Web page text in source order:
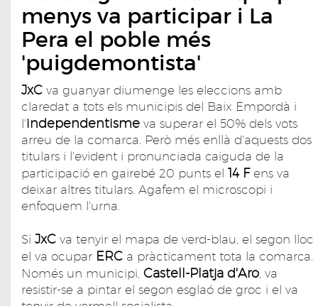
menys va participar i La
Pera el poble més
'puigdemontista'
JxC va guanyar diumenge les eleccions amb
claredat a tots els municipis del Baix Empordà i
l'independentisme va superar el 50% dels vots
arreu de la comarca. Però més enllà d'aquests dos
titulars i l'evident i pronunciada caiguda de la
participació en gairebé 20 punts el 14 Fens va
deixar altres titulars. Agafem el microscopi i
enfoquem l'urna.
Si JxC va tenyir el mapa de verd-blau, el segon lloc
el va ocupar ERC a pràcticament tota la comarca.
Només un municipi, Castell-Platja d'Aro , va
resistir-se a pintar el segon esglaó de groc i el va